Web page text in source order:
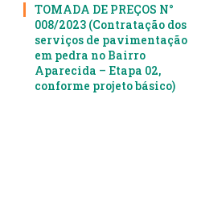
TOMADA DE PREÇOS N°
008/2023 (Contratação dos
serviços de pavimentação
em pedra no Bairro
Aparecida – Etapa 02,
conforme projeto básico)